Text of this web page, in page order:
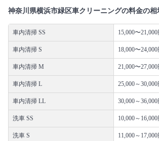
神奈川県横浜市緑区車クリーニングの料金の相
車内清掃 SS 15,000〜
車内清掃 S 18,000〜
車内清掃 M 21,000〜
車内清掃 L 25,000～
車内清掃 LL 30,000～
洗車 SS 10,000～
洗車 S 11,000～